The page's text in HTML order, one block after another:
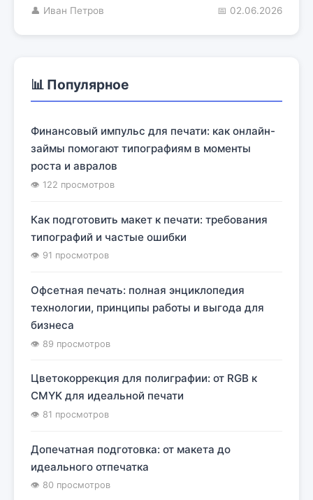
👤 Иван Петров 📅 02.06.2026
📊 Популярное
Финансовый импульс для печати: как онлайн-
займы помогают типографиям в моменты
роста и авралов
👁 122 просмотров
Как подготовить макет к печати: требования
типографий и частые ошибки
👁 91 просмотров
Офсетная печать: полная энциклопедия
технологии, принципы работы и выгода для
бизнеса
👁 89 просмотров
Цветокоррекция для полиграфии: от RGB к
CMYK для идеальной печати
👁 81 просмотров
Допечатная подготовка: от макета до
идеального отпечатка
👁 80 просмотров